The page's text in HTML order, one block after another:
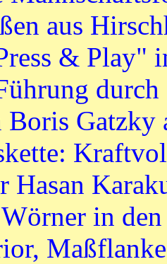
aus
& Play"
Gatzky
Hasan
in